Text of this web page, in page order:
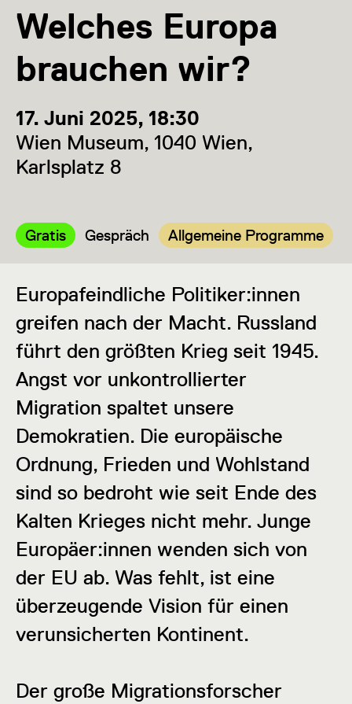
Welches Europa
brauchen wir?
17. Juni 2025, 18:30
Wien Museum, 1040 Wien,
Karlsplatz 8
Kategorie:
Gratis Kategorie:
Gespräch Kategorie:
Allgemeine Programme
Europafeindliche Politiker:innen
greifen nach der Macht. Russland
führt den größten Krieg seit 1945.
Angst vor unkontrollierter
Migration spaltet unsere
Demokratien. Die europäische
Ordnung, Frieden und Wohlstand
sind so bedroht wie seit Ende des
Kalten Krieges nicht mehr. Junge
Europäer:innen wenden sich von
der EU ab. Was fehlt, ist eine
überzeugende Vision für einen
verunsicherten Kontinent.
Der große Migrationsforscher